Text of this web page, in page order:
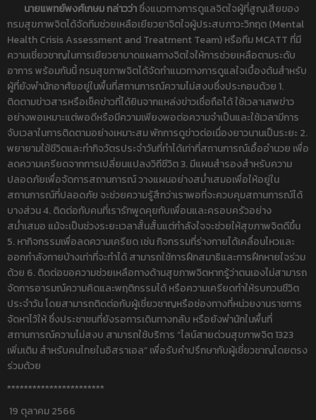
นายแพทย์พงศ์เกษมกล่าวว่าซึ่งแนวทางการดูแลจิตใจผู้ที่สูญเสียของ
กรมสุขภาพจิตได้จัดทีมช่วยเหลือเยียวยาจิตใจผู้ประสบภาวะวิกฤต (Mental
Health Crisis Assessment and Treatment Team) หรือทีม MCATT ที่มี
ความเชี่ยวชาญในการเยียวยาบาดแผลทางจิตใจให้การช่วยเหลือตามระดับ
อาการ พร้อมกันนี้ กรมสุขภาพจิตได้จัดทำแนวทางการดูแลใจเบื้องต้นสำหรับ
ผู้ที่ยังพำนักอาศัยอยู่ในพื้นที่สถานการณ์ความไม่สงบซึ่งประกอบด้วย 1.
ติดตามข่าวสารหรือเช็คข่าวที่ได้ยินจากแหล่งข่าวเชื่อถือได้ ใช้เวลาเสพข่าว
อย่างพอเหมาะแต่พอดีหรือมีความเพียงพอต่อความจำเป็นและใช้เวลามีการ
จับเวลาในการติดตามอย่างเหมาะสม พักการดูข่าวต่อเนื่องยาวนานเป็นระยะ 2.
พยายามใช้ชีวิตและทำกิจวัตรประจำวันที่ทำได้เท่าที่สถานการณ์เอื้ออำนวย เพื่อ
ลดความเครียดจากการเปลี่ยนแปลงวิถีชีวิต 3. มีแผนสำรองสำหรับความ
ปลอดภัยเพื่อจัดการสถานการณ์ วางแผนอย่างสม่ำเสมอเพื่อให้อยู่ใน
สถานการณ์ที่ปลอดภัย จะช่วยความรู้สึกว่าเราพอที่จะควบคุมสถานการณ์ได้
บางส่วน 4. ติดต่อกับคนที่เรารักพูดคุยกับเพื่อนและครอบครัวอย่าง
สม่ำเสมอ แม้จะเป็นช่วงระยะเวลาสั้นสั้นแต่กำลังใจจะช่วยให้สุขภาพจิตดีขึ้น
5. หากิจกรรมเพื่อลดความเครียด เช่น กิจกรรมที่ร่างกายได้เคลื่อนไหวและ
ออกกำลังกายบ้างเท่าที่จะทำได้ สามารถใช้การฝึกสมาธิและการฝึกหายใจร่วม
ด้วย 6. ติดต่อขอความช่วยเหลือทางด้านสุขภาพจิตหากรู้ว่าตนเองไม่สามารถ
จัดการอารมณ์ความคิดและพฤติกรรมได้ หรือความเครียดทำให้รบกวนชีวิต
ประจำวัน โดยสามารถติดต่อกับผู้เชี่ยวชาญหรือช่องทางที่หน่วยงานราชการ
จัดหาไว้ให้ ซึ่งประชาชนที่ยังรอการเดินทางกลับ หรือยังพำนักในพื้นที่
สถานการณ์ความไม่สงบ สามารถใช้บริการ “ไลน์สายด่วนสุขภาพจิต 1323
เพิ่มเติม สำหรับคนไทยในอิสราเอล” เพื่อรับคำปรึกษากับผู้เชี่ยวชาญโดยตรง
ร่วมด้วย
***********************
19 ตุลาคม 2566